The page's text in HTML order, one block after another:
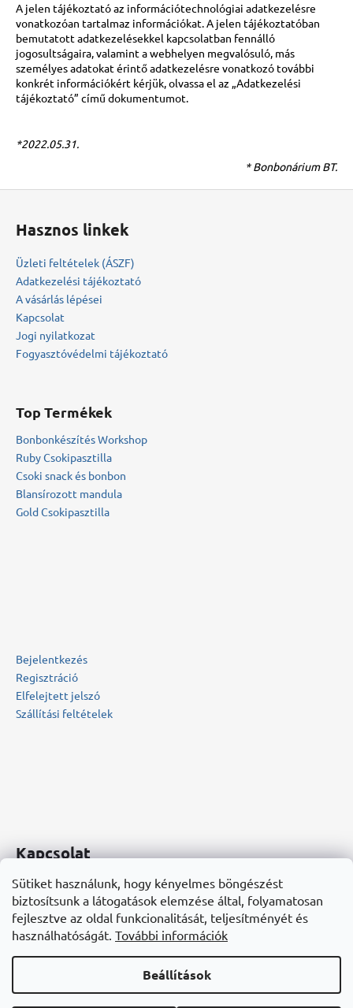
Sütiket használunk, hogy kényelmes böngészést
biztosítsunk a látogatások elemzése által, folyamatosan
fejlesztve az oldal funkcionalitását, teljesítményét és
használhatóságát. További információk
Beállítások
A jelen tájékoztató az információtechnológiai adatkezelésre
vonatkozóan tartalmaz információkat. A jelen tájékoztatóban
bemutatott adatkezelésekkel kapcsolatban fennálló
jogosultságaira, valamint a webhelyen megvalósuló, más
személyes adatokat érintő adatkezelésre vonatkozó további
konkrét információkért kérjük, olvassa el az „Adatkezelési
tájékoztató” című dokumentumot.
*2022.05.31.
* Bonbonárium BT.
Hasznos linkek
Üzleti feltételek (ÁSZF)
Adatkezelési tájékoztató
A vásárlás lépései
Kapcsolat
Jogi nyilatkozat
Fogyasztóvédelmi tájékoztató
Top Termékek
Bonbonkészítés Workshop
Ruby Csokipasztilla
Csoki snack és bonbon
Blansírozott mandula
Gold Csokipasztilla
Bejelentkezés
Regisztráció
Elfelejtett jelszó
Szállítási feltételek
Kapcsolat
info@bonbonarium.hu
+36 20 555-4955
Bonbonárium